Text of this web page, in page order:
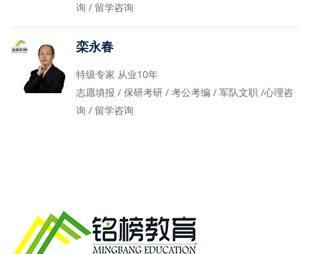
询 / 留学咨询
栾永春
特级专家 从业10年
志愿填报 / 保研考研 / 考公考编 / 军队文职 /心理咨
询 / 留学咨询